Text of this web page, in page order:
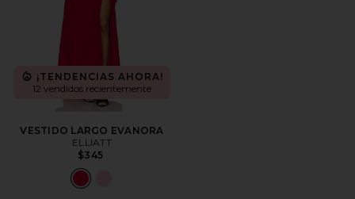
¡TENDENCIAS AHORA!
12 vendidos recientemente
VESTIDO LARGO EVANORA
ELLIATT
$345